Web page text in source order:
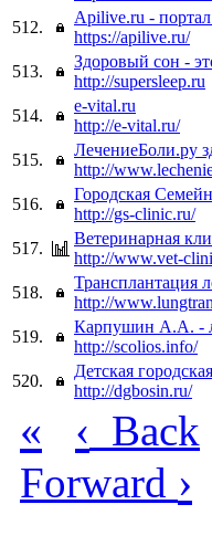
512.
Apilive.ru -
https://apilive.ru/
513.
Здоровый сон -
http://supersleep.ru
514.
e-vital.ru
http://e-vital.ru/
515.
ЛечениеБоли.ру
http://
516.
Городская
http://gs-clinic.ru/
517.
Ветеринарная
http://www.vet-
518.
http://
519.
Карпушин А.А. -
http://scolios.info/
520.
Детская
http://dgbosin.ru/
« ‹ Back
Forward ›